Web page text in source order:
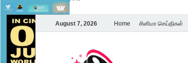
August 7, 2026 Home சினிமா செய்திகள்